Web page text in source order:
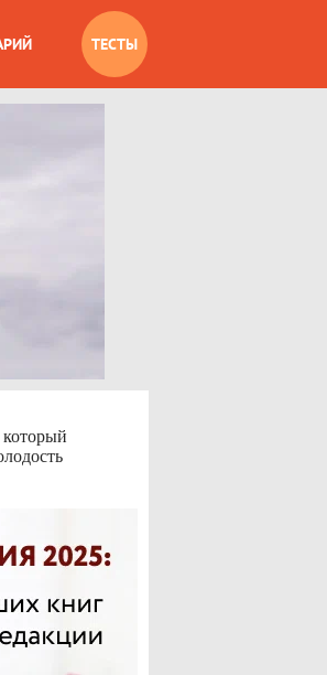
ТЕСТЫ